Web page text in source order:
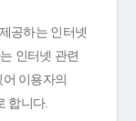
공하는 인터넷
인터넷 관련
이용자의
합니다.